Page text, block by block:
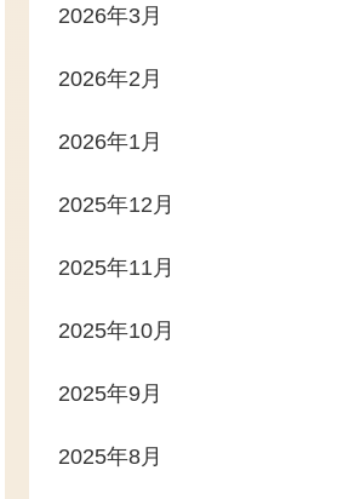
2026年3月
2026年2月
2026年1月
2025年12月
2025年11月
2025年10月
2025年9月
2025年8月